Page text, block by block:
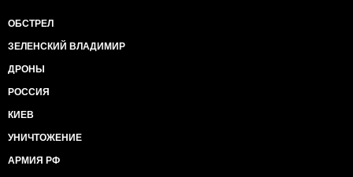
ОБСТРЕЛ
ЗЕЛЕНСКИЙ ВЛАДИМИР
ДРОНЫ
РОССИЯ
КИЕВ
УНИЧТОЖЕНИЕ
АРМИЯ РФ